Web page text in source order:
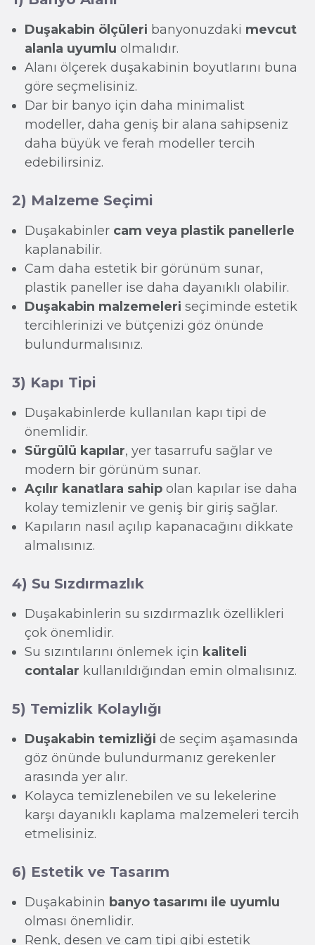
Duşakabin ölçüleri banyonuzdaki mevcut
alanla uyumlu olmalıdır.
Alanı ölçerek duşakabinin boyutlarını buna
göre seçmelisiniz.
Dar bir banyo için daha minimalist
modeller, daha geniş bir alana sahipseniz
daha büyük ve ferah modeller tercih
edebilirsiniz.
2) Malzeme Seçimi
Duşakabinler cam veya plastik panellerle
kaplanabilir.
Cam daha estetik bir görünüm sunar,
plastik paneller ise daha dayanıklı olabilir.
Duşakabin malzemeleri seçiminde estetik
tercihlerinizi ve bütçenizi göz önünde
bulundurmalısınız.
3) Kapı Tipi
Duşakabinlerde kullanılan kapı tipi de
önemlidir.
Sürgülü kapılar, yer tasarrufu sağlar ve
modern bir görünüm sunar.
Açılır kanatlara sahip olan kapılar ise daha
kolay temizlenir ve geniş bir giriş sağlar.
Kapıların nasıl açılıp kapanacağını dikkate
almalısınız.
4) Su Sızdırmazlık
Duşakabinlerin su sızdırmazlık özellikleri
çok önemlidir.
Su sızıntılarını önlemek için kaliteli
contalar kullanıldığından emin olmalısınız.
5) Temizlik Kolaylığı
Duşakabin temizliği de seçim aşamasında
göz önünde bulundurmanız gerekenler
arasında yer alır.
Kolayca temizlenebilen ve su lekelerine
karşı dayanıklı kaplama malzemeleri tercih
etmelisiniz.
6) Estetik ve Tasarım
Duşakabinin banyo tasarımı ile uyumlu
olması önemlidir.
Renk, desen ve cam tipi gibi estetik